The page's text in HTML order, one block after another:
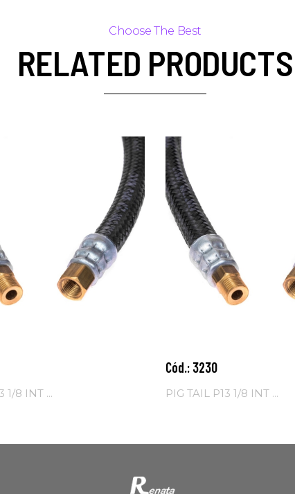
RELATED PRODUCTS
1/8 INT ...
Cód.: 3230
PIG TAIL P13 1/8 INT ...
Adicionar ao
carrinho